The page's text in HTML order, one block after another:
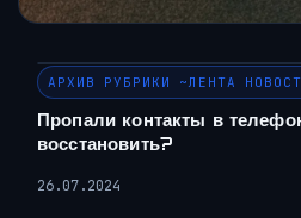
АРХИВ РУБРИКИ ~ЛЕНТА
Пропали контакты в
восстановить?
26.07.2024